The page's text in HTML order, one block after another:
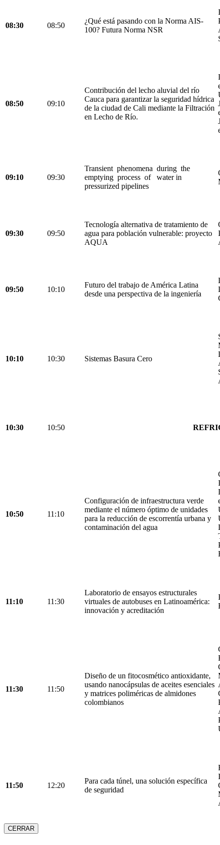
08:30 08:50
¿Qué está pasando con la Norma AIS-
100? Futura Norma NSR
08:50 09:10
Contribución del lecho aluvial del río
Cauca para garantizar la seguridad hídrica
de la ciudad de Cali mediante la Filtración
en Lecho de Río.
09:10 09:30
Transient phenomena during the
emptying process of water in
pressurized pipelines
09:30 09:50
Tecnología alternativa de tratamiento de
agua para población vulnerable: proyecto
AQUA
09:50 10:10
Futuro del trabajo de América Latina
desde una perspectiva de la ingeniería
10:10 10:30 Sistemas Basura Cero
10:30 10:50
10:50 11:10
Configuración de infraestructura verde
mediante el número óptimo de unidades
para la reducción de escorrentía urbana y
contaminación del agua
11:10 11:30
Laboratorio de ensayos estructurales
virtuales de autobuses en Latinoamérica:
innovación y acreditación
11:30 11:50
Diseño de un fitocosmético antioxidante,
usando nanocápsulas de aceites esenciales
y matrices poliméricas de almidones
colombianos
11:50 12:20
Para cada túnel, una solución específica
de seguridad
CERRAR